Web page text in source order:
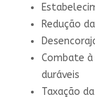
Redução
Combate
duráveis
Taxação